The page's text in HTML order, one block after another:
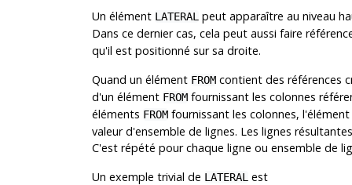
Un élément LATERAL peut apparaître au niveau
Dans ce dernier cas, cela peut aussi faire
qu'il est positionné sur sa droite.
Quand un élément FROMcontient des références
d'un élément FROMfournissant les colonnes
éléments FROMfournissant les colonnes, l'élément
valeur d'ensemble de lignes. Les lignes
C'est répété pour chaque ligne ou ensemble de
Un exemple trivial de LATERAL est